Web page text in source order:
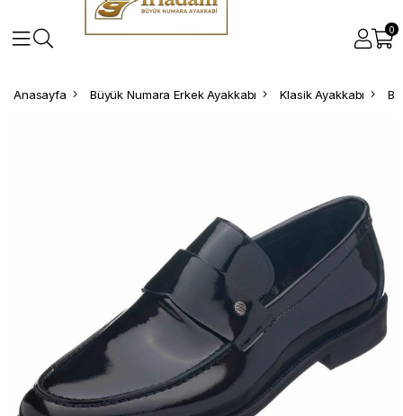
0
Anasayfa Büyük Numara Erkek Ayakkabı Klasik Ayakkabı